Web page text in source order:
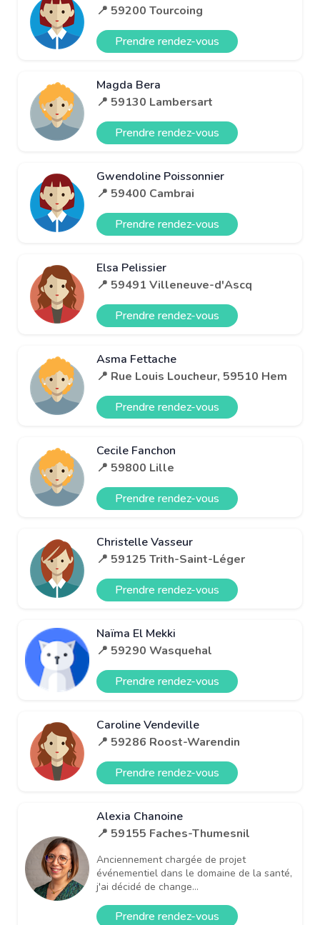
📍 59200 Tourcoing
Prendre rendez-vous
Magda Bera
📍 59130 Lambersart
Prendre rendez-vous
Gwendoline Poissonnier
📍 59400 Cambrai
Prendre rendez-vous
Elsa Pelissier
📍 59491 Villeneuve-d'Ascq
Prendre rendez-vous
Asma Fettache
📍 Rue Louis Loucheur, 59510 Hem
Prendre rendez-vous
Cecile Fanchon
📍 59800 Lille
Prendre rendez-vous
Christelle Vasseur
📍 59125 Trith-Saint-Léger
Prendre rendez-vous
Naïma El Mekki
📍 59290 Wasquehal
Prendre rendez-vous
Caroline Vendeville
📍 59286 Roost-Warendin
Prendre rendez-vous
Alexia Chanoine
📍 59155 Faches-Thumesnil
Anciennement chargée de projet
événementiel dans le domaine de la santé,
j'ai décidé de change...
Prendre rendez-vous